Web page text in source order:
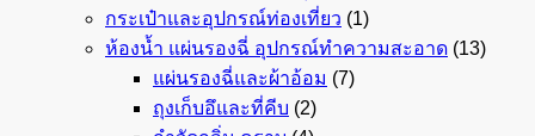
กระเป๋าและอุปกรณ์ท่องเที่ยว (1)
ห้องน้ำ แผ่นรองฉี่ อุปกรณ์ทำความสะอาด (13)
แผ่นรองฉี่และผ้าอ้อม (7)
ถุงเก็บอึและที่คีบ (2)